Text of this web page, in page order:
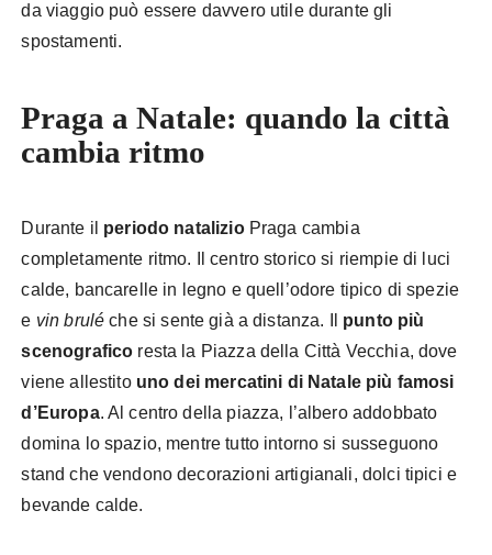
da viaggio può essere davvero utile durante gli
spostamenti.
Praga a Natale: quando la città
cambia ritmo
Durante il periodo natalizioPraga cambia
completamente ritmo. Il centro storico si riempie di luci
calde, bancarelle in legno e quell’odore tipico di spezie
e vin brulé che si sente già a distanza. Il punto più
scenografico resta la Piazza della Città Vecchia, dove
viene allestito uno dei mercatini di Natale più famosi
d’Europa. Al centro della piazza, l’albero addobbato
domina lo spazio, mentre tutto intorno si susseguono
stand che vendono decorazioni artigianali, dolci tipici e
bevande calde.